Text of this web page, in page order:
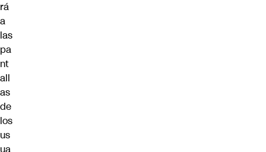
rá
a
las
pa
nt
all
as
de
los
us
ua